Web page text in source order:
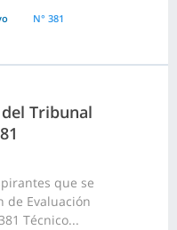
N° 381
Tribunal
que se
de Evaluación
Técnico...